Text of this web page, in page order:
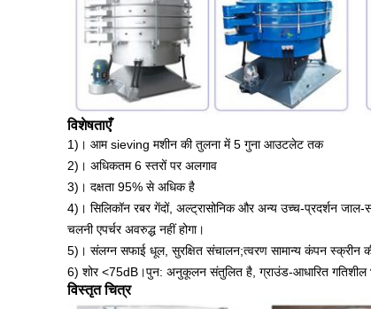
विशेषताएँ
1)। आम sieving मशीन की तुलना में 5 गुना आउटलेट तक
2)। अधिकतम 6 स्तरों पर अलगाव
3)। दक्षता 95% से अधिक है
4)। सिलिकॉन रबर गेंदों, अल्ट्रासोनिक और अन्य उच्च-प्रदर्शन
चलनी एपर्चर अवरुद्ध नहीं होगा।
5)। संलग्न सफाई धूल, सुरक्षित संचालन;त्वरण सामान्य कंपन स्क्रीन
6) शोर <75dB।पुन: अनुकूलन संतुलित है, ग्राउंड-आधारित गतिशील
विस्तृत चित्र